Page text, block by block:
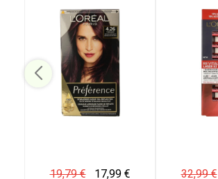
19,79 €
17,99 €
32,99 €